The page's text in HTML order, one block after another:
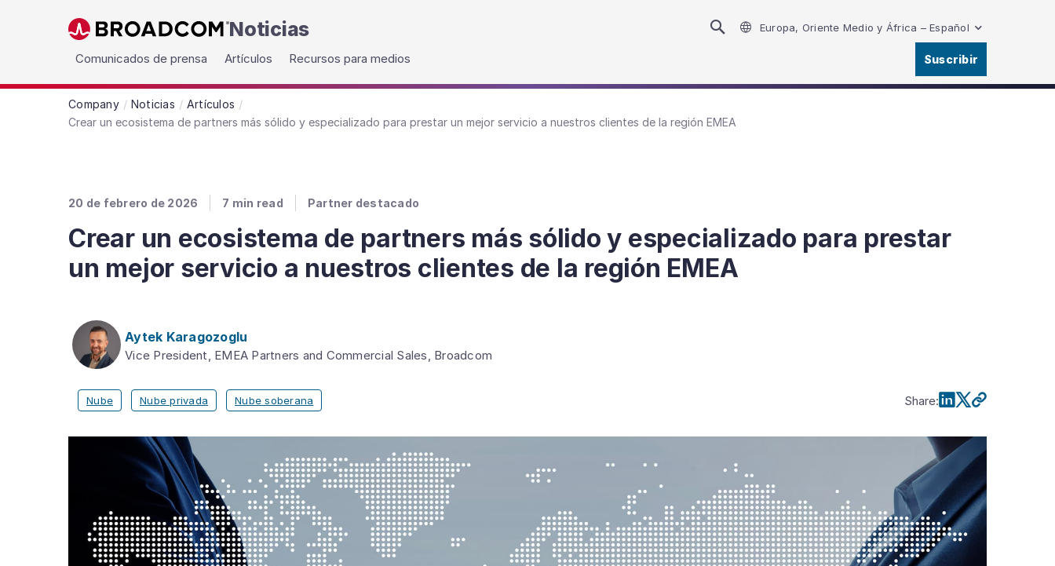
Skip to main content Noticias Europa, Oriente Medio y África – Español
Comunicados de prensa Artículos Recursos para medios Suscribir
Company Noticias
Artículos
Crear un ecosistema de partners más sólido y especializado para prestar un mejor servicio a nuestros clientes de la región EMEA
20 de febrero de 2026 7 min read Partner destacado
Crear un ecosistema de partners más sólido y especializado para prestar
un mejor servicio a nuestros clientes de la región EMEA
Aytek Karagozoglu
Vice President, EMEA Partners and Commercial Sales, Broadcom
Nube Nube privada Nube soberana Share: